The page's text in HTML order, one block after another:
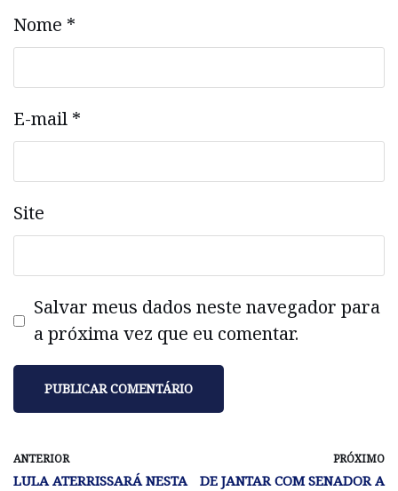
Nome *
E-mail *
Site
Salvar meus dados neste navegador para
a próxima vez que eu comentar.
ANTERIOR
LULA ATERRISSARÁ NESTA
PRÓXIMO
DE JANTAR COM SENADOR A